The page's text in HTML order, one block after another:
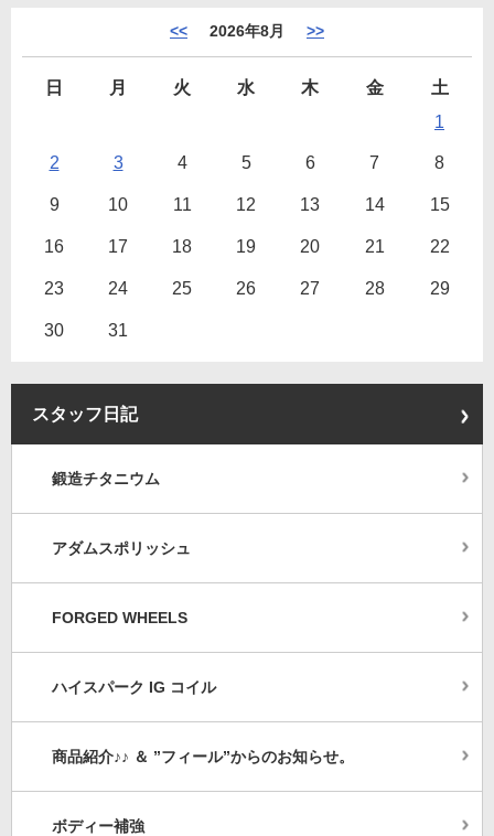
<< 2026年8月 >>
日 月 火 水 木 金
土
1
2 3 4 5 6 7 8
9 10 11 12 13 14 15
16 17 18 19 20 21 22
23 24 25 26 27 28 29
30 31
スタッフ日記
鍛造チタニウム
アダムスポリッシュ
FORGED WHEELS
ハイスパーク IG コイル
商品紹介♪♪ ＆ ”フィール”からのお知らせ。
ボディー補強